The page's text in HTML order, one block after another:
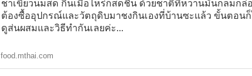
ชาเขียวนมสด กินเมื่อไหร่ก็สดชื่น ด้วยชาติที่หวานมันกลมกล่
ต้องซื้ออุปกรณ์และวัตถุดิบมาชงกินเองที่บ้านซะแล้ว ขั้นตอนก็
ดูส่นผสมและวิธีทำกันเลยค่ะ...
food.mthai.com